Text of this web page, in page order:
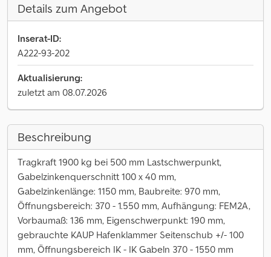
Details zum Angebot
Inserat-ID:
A222-93-202
Aktualisierung:
zuletzt am 08.07.2026
Beschreibung
Tragkraft 1900 kg bei 500 mm Lastschwerpunkt,
Gabelzinkenquerschnitt 100 x 40 mm,
Gabelzinkenlänge: 1150 mm, Baubreite: 970 mm,
Öffnungsbereich: 370 - 1.550 mm, Aufhängung: FEM2A,
Vorbaumaß: 136 mm, Eigenschwerpunkt: 190 mm,
gebrauchte KAUP Hafenklammer Seitenschub +/- 100
mm, Öffnungsbereich IK - IK Gabeln 370 - 1550 mm